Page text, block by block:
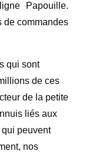
Papouille.
de commandes
qui sont
de ces
de la petite
liés aux
peuvent
nos